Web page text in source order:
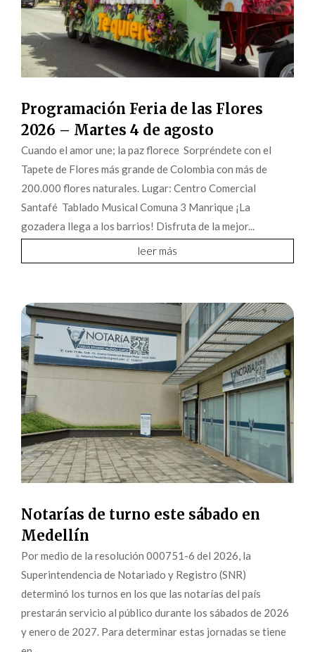
Programación Feria de las Flores
2026 – Martes 4 de agosto
Cuando el amor une; la paz florece Sorpréndete con el
Tapete de Flores más grande de Colombia con más de
200.000 flores naturales. Lugar: Centro Comercial
Santafé Tablado Musical Comuna 3 Manrique ¡La
gozadera llega a los barrios! Disfruta de la mejor...
leer más
Notarías de turno este sábado en
Medellín
Por medio de la resolución 000751-6 del 2026, la
Superintendencia de Notariado y Registro (SNR)
determinó los turnos en los que las notarías del país
prestarán servicio al público durante los sábados de 2026
y enero de 2027. Para determinar estas jornadas se tiene